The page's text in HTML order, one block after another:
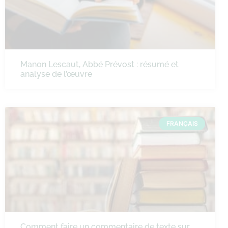
Manon Lescaut, Abbé Prévost : résumé et
analyse de l’œuvre
FRANÇAIS